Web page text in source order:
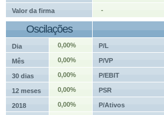
Valor da firma -
Oscilações
Dia 0,00% P/L
Mês 0,00% P/VP
30 dias 0,00% P/EBIT
12 meses 0,00% PSR
2018 0,00% P/Ativos